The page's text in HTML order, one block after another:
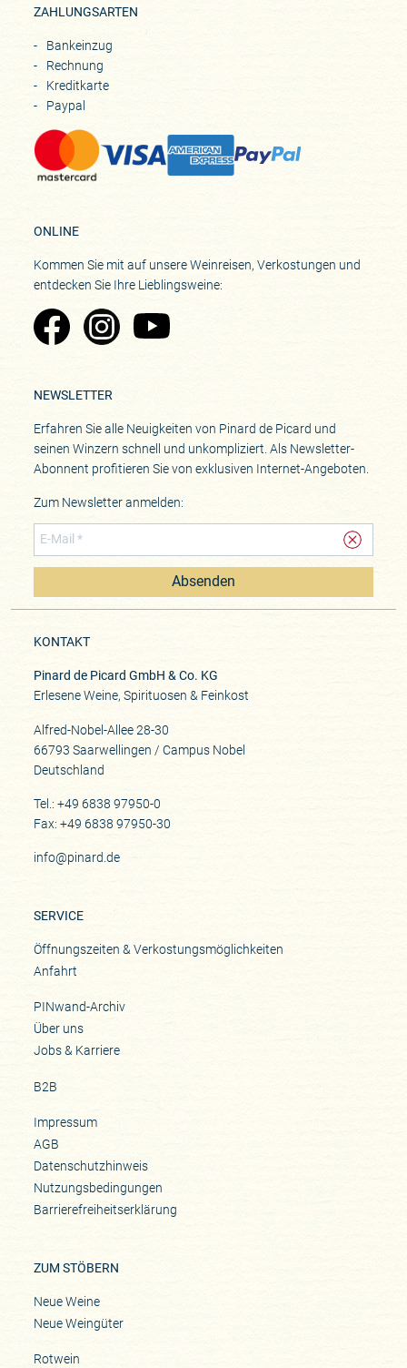
ZAHLUNGSARTEN
Bankeinzug
Rechnung
Kreditkarte
Paypal
ONLINE
Kommen Sie mit auf unsere Weinreisen, Verkostungen und
entdecken Sie Ihre Lieblingsweine:
Zu Pinard's Facebook-Seite
Zu Pinard's Instagram-Seite
Zu Pinard's YouTube-Seite
NEWSLETTER
Erfahren Sie alle Neuigkeiten von Pinard de Picard und
seinen Winzern schnell und unkompliziert. Als Newsletter-
Abonnent profitieren Sie von exklusiven Internet-Angeboten.
Zum Newsletter anmelden:
Absenden
KONTAKT
Pinard de Picard GmbH & Co. KG
Erlesene Weine, Spirituosen & Feinkost
Alfred-Nobel-Allee 28-30
66793 Saarwellingen / Campus Nobel
Deutschland
Tel.: +49 6838 97950-0
Fax: +49 6838 97950-30
info@pinard.de
SERVICE
Öffnungszeiten & Verkostungsmöglichkeiten
Anfahrt
PINwand-Archiv
Über uns
Jobs & Karriere
B2B
Impressum
AGB
Datenschutzhinweis
Nutzungsbedingungen
Barrierefreiheitserklärung
ZUM STÖBERN
Neue Weine
Neue Weingüter
Rotwein